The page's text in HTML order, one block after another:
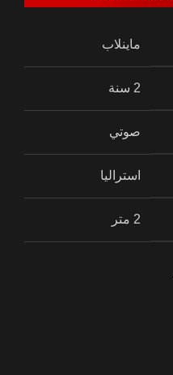
ماينلاب
2 سنة
صوتي
استراليا
2 متر